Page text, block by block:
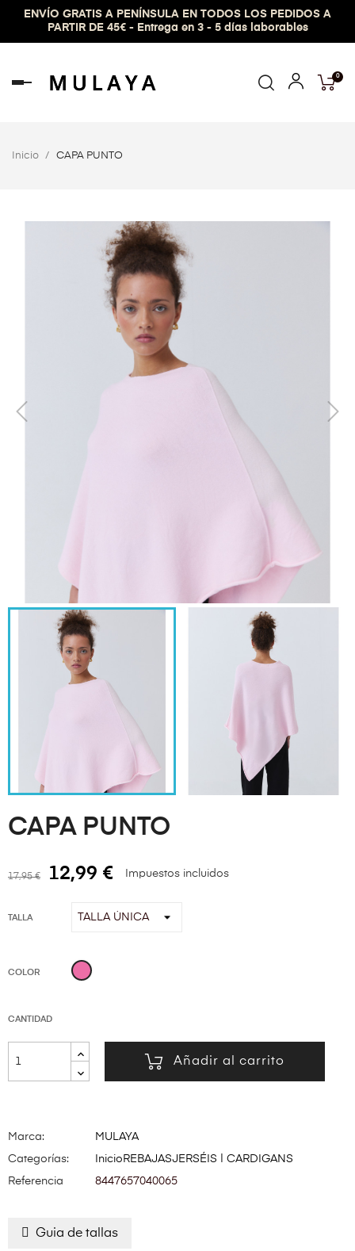
ENVÍO GRATIS A PENÍNSULA EN TODOS LOS PEDIDOS A
PARTIR DE 45€ - Entrega en 3 - 5 días laborables
Navegación
0
Inicio CAPA PUNTO
CAPA PUNTO
17,95 € 12,99 € Impuestos incluidos
TALLA
COLOR ROSA
CANTIDAD
Añadir al carrito
Marca:
MULAYA
Categorías:
Inicio REBAJASJERSÉIS | CARDIGANS
Referencia
8447657040065
Guia de tallas